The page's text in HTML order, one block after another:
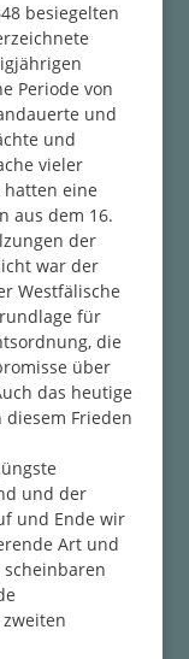
besiegelten
Periode von
und
und
vieler
eine
aus dem 16.
der
war der
Westfälische
für
die
über
das heutige
Frieden
und der
und Ende wir
Art und